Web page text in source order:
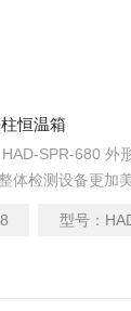
恒温箱
SPR-680 外
体检测设备更加
型号：